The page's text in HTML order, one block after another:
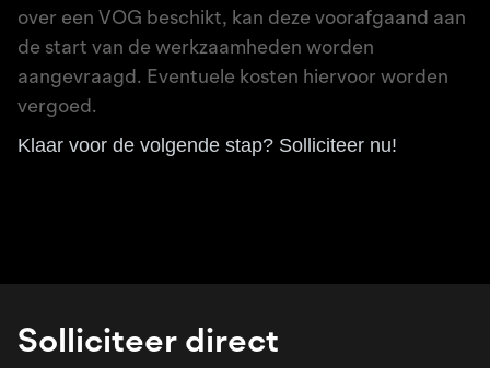
over een VOG beschikt, kan deze voorafgaand aan
de start van de werkzaamheden worden
aangevraagd. Eventuele kosten hiervoor worden
vergoed.
Klaar voor de volgende stap? Solliciteer nu!
Solliciteer direct